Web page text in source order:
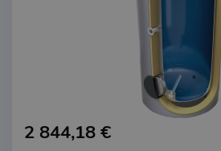
2 844,18 €